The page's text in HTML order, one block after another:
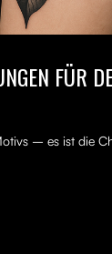
FÜR
– es ist die